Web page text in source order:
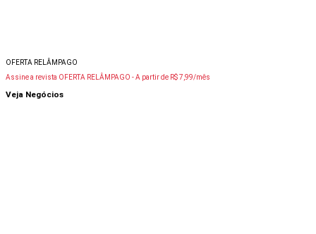
OFERTA RELÂMPAGO
Assine a revista OFERTA RELÂMPAGO -A partir de R$ 7,99/mês
Veja Negócios